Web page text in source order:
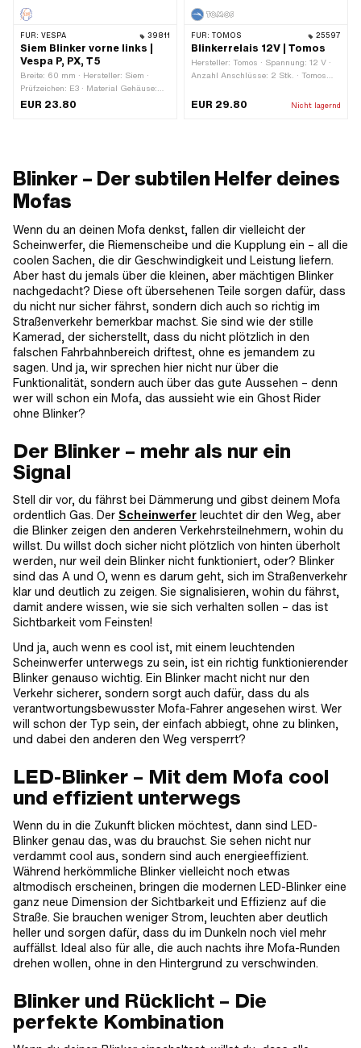
FÜR: VESPA 39811
Siem Blinker vorne links |
Vespa P, PX, T5
Breite: 60 mm · Hersteller: Siem ·
Prüfzeichen: E3 · Material Gehäuse:
Kunststoff · Material Linse: Kunststoff ·
EUR 23.80
FÜR: TOMOS 25597
Blinkerrelais 12V | Tomos
Hersteller: Tomos · Spannung: 12 V ·
Anzahl Anschlüsse: 2 Stk. · Tomos
EUR 29.80 Nicht lagernd
Blinker – Der subtilen Helfer deines
Mofas
Wenn du an deinen Mofa denkst, fallen dir vielleicht der
Scheinwerfer, die Riemenscheibe und die Kupplung ein – all die
coolen Sachen, die dir Geschwindigkeit und Leistung liefern.
Aber hast du jemals über die kleinen, aber mächtigen Blinker
nachgedacht? Diese oft übersehenen Teile sorgen dafür, dass
du nicht nur sicher fährst, sondern dich auch so richtig im
Straßenverkehr bemerkbar machst. Sie sind wie der stille
Kamerad, der sicherstellt, dass du nicht plötzlich in den
falschen Fahrbahnbereich driftest, ohne es jemandem zu
sagen. Und ja, wir sprechen hier nicht nur über die
Funktionalität, sondern auch über das gute Aussehen – denn
wer will schon ein Mofa, das aussieht wie ein Ghost Rider
ohne Blinker?
Der Blinker – mehr als nur ein
Signal
Stell dir vor, du fährst bei Dämmerung und gibst deinem Mofa
ordentlich Gas. Der Scheinwerfer leuchtet dir den Weg, aber
die Blinker zeigen den anderen Verkehrsteilnehmern, wohin du
willst. Du willst doch sicher nicht plötzlich von hinten überholt
werden, nur weil dein Blinker nicht funktioniert, oder? Blinker
sind das A und O, wenn es darum geht, sich im Straßenverkehr
klar und deutlich zu zeigen. Sie signalisieren, wohin du fährst,
damit andere wissen, wie sie sich verhalten sollen – das ist
Sichtbarkeit vom Feinsten!
Und ja, auch wenn es cool ist, mit einem leuchtenden
Scheinwerfer unterwegs zu sein, ist ein richtig funktionierender
Blinker genauso wichtig. Ein Blinker macht nicht nur den
Verkehr sicherer, sondern sorgt auch dafür, dass du als
verantwortungsbewusster Mofa-Fahrer angesehen wirst. Wer
will schon der Typ sein, der einfach abbiegt, ohne zu blinken,
und dabei den anderen den Weg versperrt?
LED-Blinker – Mit dem Mofa cool
und effizient unterwegs
Wenn du in die Zukunft blicken möchtest, dann sind LED-
Blinker genau das, was du brauchst. Sie sehen nicht nur
verdammt cool aus, sondern sind auch energieeffizient.
Während herkömmliche Blinker vielleicht noch etwas
altmodisch erscheinen, bringen die modernen LED-Blinker eine
ganz neue Dimension der Sichtbarkeit und Effizienz auf die
Straße. Sie brauchen weniger Strom, leuchten aber deutlich
heller und sorgen dafür, dass du im Dunkeln noch viel mehr
auffällst. Ideal also für alle, die auch nachts ihre Mofa-Runden
drehen wollen, ohne in den Hintergrund zu verschwinden.
Blinker und Rücklicht – Die
perfekte Kombination